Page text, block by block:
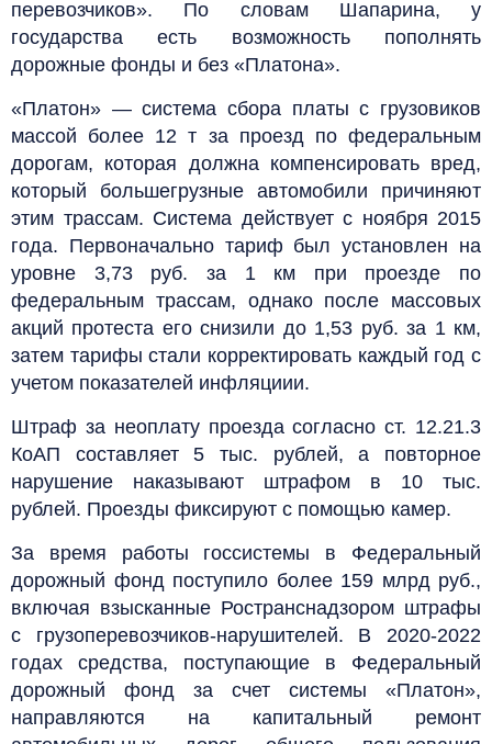
перевозчиков». По словам Шапарина, у
государства есть возможность пополнять
дорожные фонды и без «Платона».
«Платон» — система сбора платы с грузовиков
массой более 12 т за проезд по федеральным
дорогам, которая должна компенсировать вред,
который большегрузные автомобили причиняют
этим трассам. Система действует с ноября 2015
года. Первоначально тариф был установлен на
уровне 3,73 руб. за 1 км при проезде по
федеральным трассам, однако после массовых
акций протеста его снизили до 1,53 руб. за 1 км,
затем тарифы стали корректировать каждый год с
учетом показателей инфляциии.
Штраф за неоплату проезда согласно ст. 12.21.3
КоАП составляет 5 тыс. рублей, а повторное
нарушение наказывают штрафом в 10 тыс.
рублей. Проезды фиксируют с помощью камер.
За время работы госсистемы в Федеральный
дорожный фонд поступило более 159 млрд руб.,
включая взысканные Ространснадзором штрафы
с грузоперевозчиков-нарушителей. В 2020-2022
годах средства, поступающие в Федеральный
дорожный фонд за счет системы «Платон»,
направляются на капитальный ремонт